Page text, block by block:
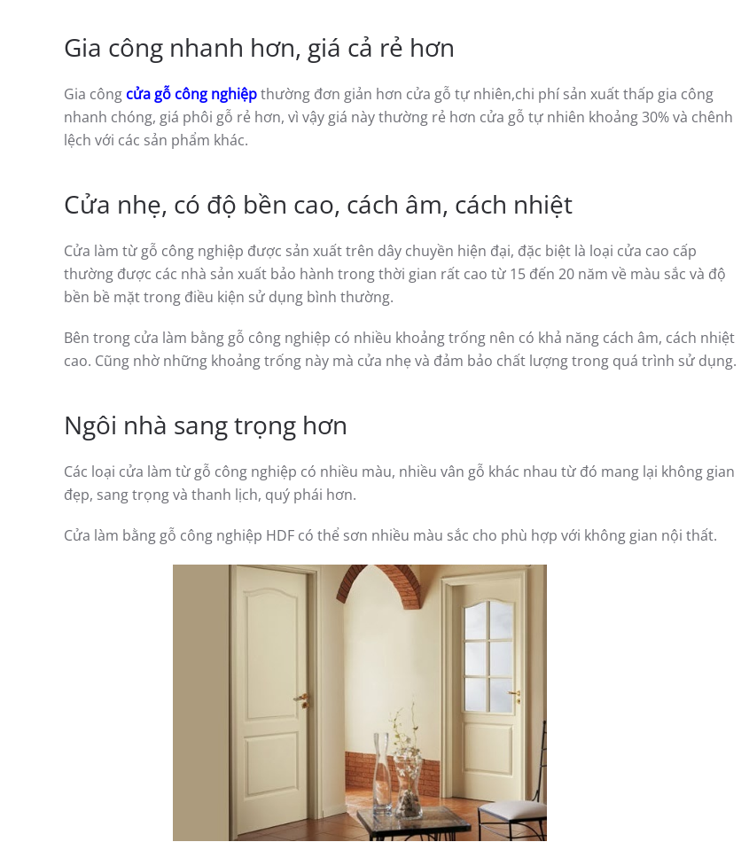
Gia công nhanh hơn, giá cả rẻ hơn
Gia công cửa gỗ công nghiệpthường đơn giản hơn cửa gỗ tự nhiên,chi phí sản xuất thấp gia công
nhanh chóng, giá phôi gỗ rẻ hơn, vì vậy giá này thường rẻ hơn cửa gỗ tự nhiên khoảng 30% và chênh
lệch với các sản phẩm khác.
Cửa nhẹ, có độ bền cao, cách âm, cách nhiệt
Cửa làm từ gỗ công nghiệp được sản xuất trên dây chuyền hiện đại, đặc biệt là loại cửa cao cấp
thường được các nhà sản xuất bảo hành trong thời gian rất cao từ 15 đến 20 năm về màu sắc và độ
bền bề mặt trong điều kiện sử dụng bình thường.
Bên trong cửa làm bằng gỗ công nghiệp có nhiều khoảng trống nên có khả năng cách âm, cách nhiệt
cao. Cũng nhờ những khoảng trống này mà cửa nhẹ và đảm bảo chất lượng trong quá trình sử dụng.
Ngôi nhà sang trọng hơn
Các loại cửa làm từ gỗ công nghiệp có nhiều màu, nhiều vân gỗ khác nhau từ đó mang lại không gian
đẹp, sang trọng và thanh lịch, quý phái hơn.
Cửa làm bằng gỗ công nghiệp HDF có thể sơn nhiều màu sắc cho phù hợp với không gian nội thất.